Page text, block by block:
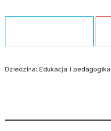
Dziedzina: Edukacja i pedagogika